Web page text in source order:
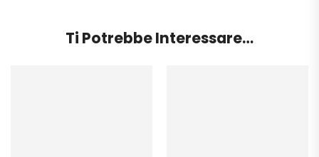
Ti Potrebbe Interessare…